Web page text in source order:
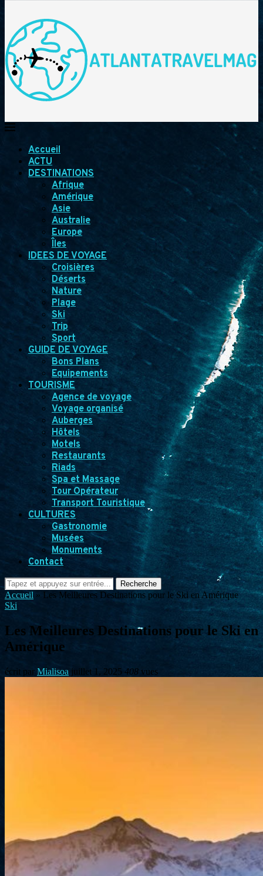
Accueil
ACTU
DESTINATIONS
Afrique
Amérique
Asie
Australie
Europe
Îles
IDEES DE VOYAGE
Croisières
Déserts
Nature
Plage
Ski
Trip
Sport
GUIDE DE VOYAGE
Bons Plans
Equipements
TOURISME
Agence de voyage
Voyage organisé
Auberges
Hôtels
Motels
Restaurants
Riads
Spa et Massage
Tour Opérateur
Transport Touristique
CULTURES
Gastronomie
Musées
Monuments
Contact
Recherche
Accueil » Les Meilleures Destinations pour le Ski en Amérique
Ski
Les Meilleures Destinations pour le Ski en
Amérique
écrit par Mialisoa juillet 1, 2025 408 vues